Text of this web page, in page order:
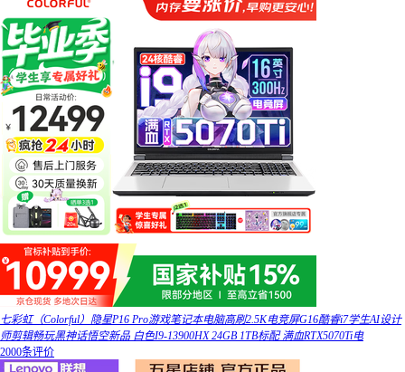
七彩虹（Colorful）隐星P16 Pro游戏笔记本电脑高刷2.5K电竞屏G16酷睿i7学生AI设计
师剪辑畅玩黑神话悟空新品 白色I9-13900HX 24GB 1TB标配 满血RTX5070Ti电
2000条评价